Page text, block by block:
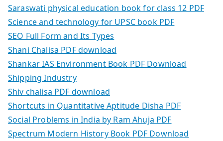
Saraswati physical education book for class 12 PDF
Science and technology for UPSC book PDF
SEO Full Form and Its Types
Shani Chalisa PDF download
Shankar IAS Environment Book PDF Download
Shipping Industry
Shiv chalisa PDF download
Shortcuts in Quantitative Aptitude Disha PDF
Social Problems in India by Ram Ahuja PDF
Spectrum Modern History Book PDF Download